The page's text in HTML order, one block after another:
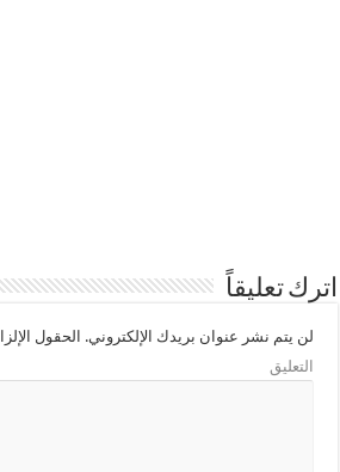
اترك تعليقاً
لن يتم نشر عنوان بريدك الإلكتروني.الحقول
التعليق